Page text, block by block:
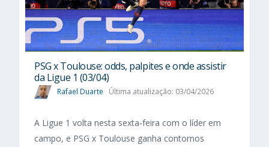
PSG x Toulouse: odds, palpites e onde assistir
da Ligue 1 (03/04)
Rafael Duarte Última atualização: 03/04/2026
A Ligue 1 volta nesta sexta-feira com o líder em
campo, e PSG x Toulouse ganha contornos